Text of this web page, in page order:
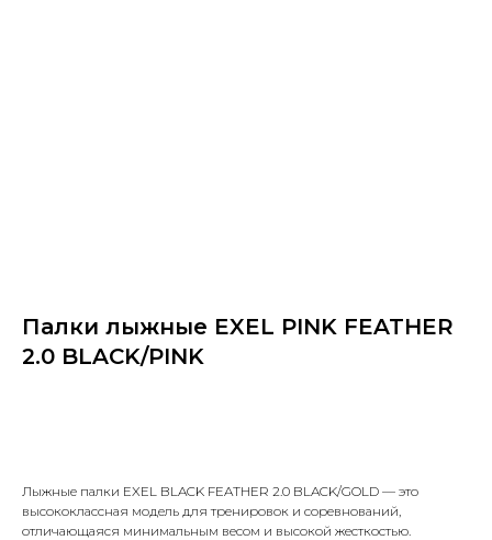
Палки лыжные EXEL PINK FEATHER
2.0 BLACK/PINK
Лыжные палки EXEL BLACK FEATHER 2.0 BLACK/GOLD — это
высококлассная модель для тренировок и соревнований,
отличающаяся минимальным весом и высокой жесткостью.